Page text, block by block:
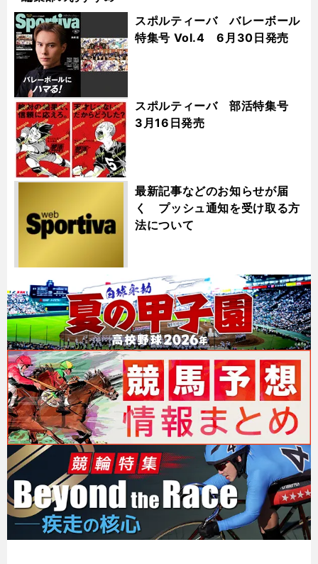
スポルティーバ バレーボール
特集号 Vol.4 6月30日発売
スポルティーバ 部活特集号
3月16日発売
最新記事などのお知らせが届
く プッシュ通知を受け取る方
法について